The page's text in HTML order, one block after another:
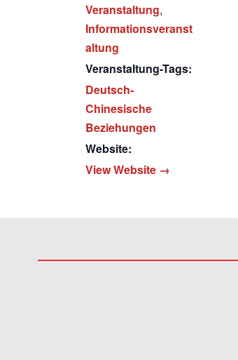
Veranstaltung,
Informationsveranst
altung
Veranstaltung-Tags:
Deutsch-
Chinesische
Beziehungen
Website:
View Website →